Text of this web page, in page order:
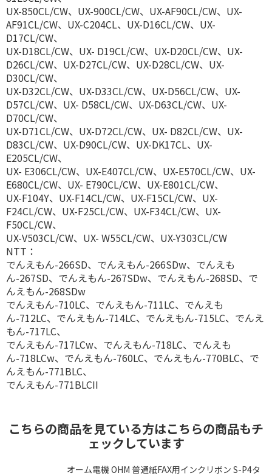
UX-850CL/CW、UX-900CL/CW、UX-AF90CL/CW、UX-
AF91CL/CW、UX-C204CL、UX-D16CL/CW、UX-
D17CL/CW、
UX-D18CL/CW、UX- D19CL/CW、UX-D20CL/CW、UX-
D26CL/CW、UX-D27CL/CW、UX-D28CL/CW、UX-
D30CL/CW、
UX-D32CL/CW、UX-D33CL/CW、UX-D56CL/CW、UX-
D57CL/CW、UX- D58CL/CW、UX-D63CL/CW、UX-
D70CL/CW、
UX-D71CL/CW、UX-D72CL/CW、UX- D82CL/CW、UX-
D83CL/CW、UX-D90CL/CW、UX-DK17CL、UX-
E205CL/CW、
UX- E306CL/CW、UX-E407CL/CW、UX-E570CL/CW、UX-
E680CL/CW、UX- E790CL/CW、UX-E801CL/CW、
UX-F104Y、UX-F14CL/CW、UX-F15CL/CW、UX-
F24CL/CW、UX-F25CL/CW、UX-F34CL/CW、UX-
F50CL/CW、
UX-V503CL/CW、UX- W55CL/CW、UX-Y303CL/CW
NTT：
でんえもん-266SD、でんえもん-266SDw、でんえも
ん-267SD、でんえもん-267SDw、でんえもん-268SD、で
んえもん-268SDw
でんえもん-710LC、でんえもん-711LC、でんえも
ん-712LC、でんえもん-714LC、でんえもん-715LC、でんえ
もん-717LC、
でんえもん-717LCw、でんえもん-718LC、でんえも
ん-718LCw、でんえもん-760LC、でんえもん-770BLC、で
んえもん-771BLC、
でんえもん-771BLCII
こちらの商品を見ている方はこちらの商品もチ
ェックしています
オーム電機 OHM 普通紙FAX用インクリボン S-P4タ